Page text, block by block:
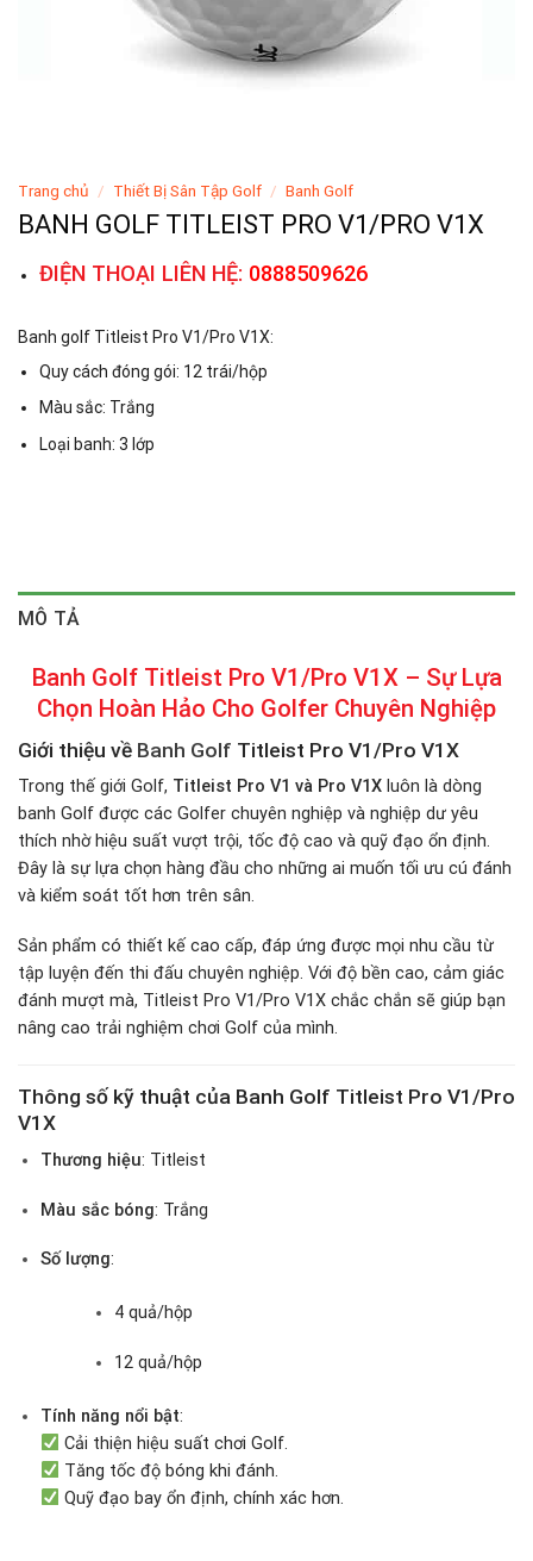
Trang chủ / Thiết Bị Sân Tập Golf / Banh Golf
BANH GOLF TITLEIST PRO V1/PRO V1X
ĐIỆN THOẠI LIÊN HỆ: 0888509626
Banh golf Titleist Pro V1/Pro V1X:
Quy cách đóng gói: 12 trái/hộp
Màu sắc: Trắng
Loại banh: 3 lớp
MÔ TẢ
Banh Golf Titleist Pro V1/Pro V1X – Sự Lựa
Chọn Hoàn Hảo Cho Golfer Chuyên Nghiệp
Giới thiệu về Banh Golf Titleist Pro V1/Pro V1X
Trong thế giới Golf, Titleist Pro V1 và Pro V1X luôn là dòng
banh Golf được các Golfer chuyên nghiệp và nghiệp dư yêu
thích nhờ hiệu suất vượt trội, tốc độ cao và quỹ đạo ổn định.
Đây là sự lựa chọn hàng đầu cho những ai muốn tối ưu cú đánh
và kiểm soát tốt hơn trên sân.
Sản phẩm có thiết kế cao cấp, đáp ứng được mọi nhu cầu từ
tập luyện đến thi đấu chuyên nghiệp. Với độ bền cao, cảm giác
đánh mượt mà, Titleist Pro V1/Pro V1X chắc chắn sẽ giúp bạn
nâng cao trải nghiệm chơi Golf của mình.
Thông số kỹ thuật của Banh Golf Titleist Pro V1/Pro
V1X
Thương hiệu: Titleist
Màu sắc bóng: Trắng
Số lượng:
4 quả/hộp
12 quả/hộp
Tính năng nổi bật:
Cải thiện hiệu suất chơi Golf.
Tăng tốc độ bóng khi đánh.
Quỹ đạo bay ổn định, chính xác hơn.